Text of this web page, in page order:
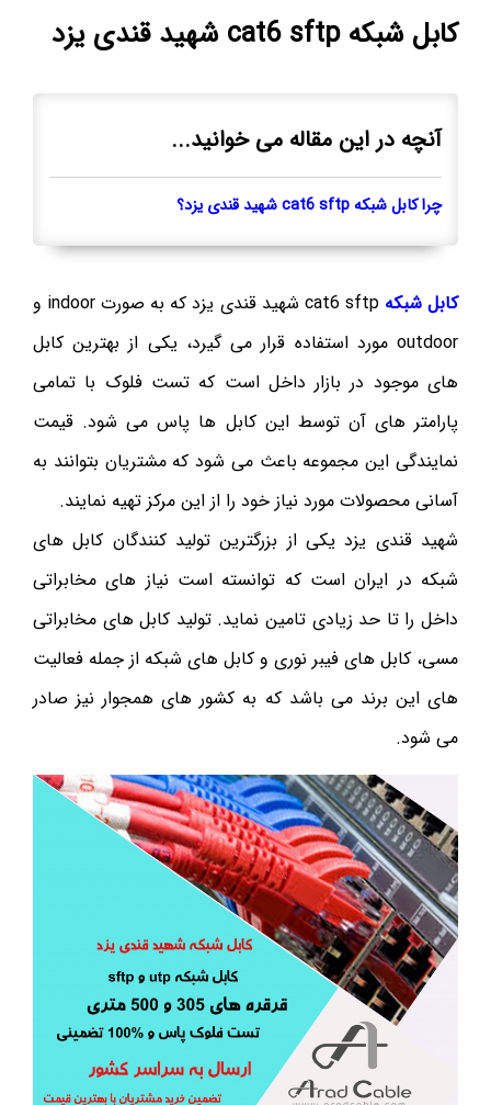
کابل شبکه cat6 sftp شهید قندی یزد
آنچه در این مقاله می خوانید...
چرا کابل شبکه cat6 sftp شهید قندی یزد؟
کابل شبکه
cat6 sftp شهید قندی یزد که به صورت indoor و
outdoor مورد استفاده قرار می گیرد، یکی از بهترین کابل
های موجود در بازار داخل است که تست فلوک با تمامی
پارامتر های آن توسط این کابل ها پاس می شود. قیمت
نمایندگی این مجموعه باعث می شود که مشتریان بتوانند به
آسانی محصولات مورد نیاز خود را از این مرکز تهیه نمایند.
شهید قندی یزد یکی از بزرگترین تولید کنندگان کابل های
شبکه در ایران است که توانسته است نیاز های مخابراتی
داخل را تا حد زیادی تامین نماید. تولید کابل های مخابراتی
مسی، کابل های فیبر نوری و کابل های شبکه از جمله فعالیت
های این برند می باشد که به کشور های همجوار نیز صادر
می شود.